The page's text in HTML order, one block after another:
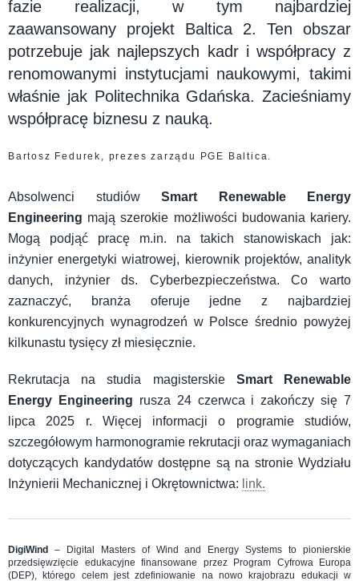
fazie realizacji, w tym najbardziej
zaawansowany projekt Baltica 2. Ten obszar
potrzebuje jak najlepszych kadr i współpracy z
renomowanymi instytucjami naukowymi, takimi
właśnie jak Politechnika Gdańska. Zacieśniamy
współpracę biznesu z nauką.
Bartosz Fedurek, prezes zarządu PGE Baltica.
Absolwenci studiów Smart Renewable Energy
Engineering mają szerokie możliwości budowania kariery.
Mogą podjąć pracę m.in. na takich stanowiskach jak:
inżynier energetyki wiatrowej, kierownik projektów, analityk
danych, inżynier ds. Cyberbezpieczeństwa. Co warto
zaznaczyć, branża oferuje jedne z najbardziej
konkurencyjnych wynagrodzeń w Polsce średnio powyżej
kilkunastu tysięcy zł miesięcznie.
Rekrutacja na studia magisterskie Smart Renewable
Energy Engineering rusza 24 czerwca i zakończy się 7
lipca 2025 r. Więcej informacji o programie studiów,
szczegółowym harmonogramie rekrutacji oraz wymaganiach
dotyczących kandydatów dostępne są na stronie Wydziału
Inżynierii Mechanicznej i Okrętownictwa: link.
DigiWind
– Digital Masters of Wind and Energy Systems to pionierskie
przedsięwzięcie edukacyjne finansowane przez Program Cyfrowa Europa
(DEP), którego celem jest zdefiniowanie na nowo krajobrazu edukacji w